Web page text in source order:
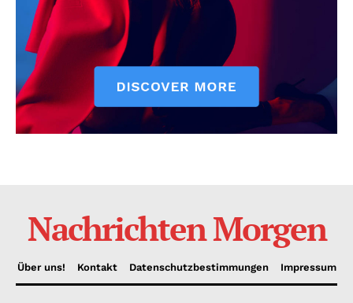
Nachrichten Morgen
Über uns! Kontakt Datenschutzbestimmungen Impressum